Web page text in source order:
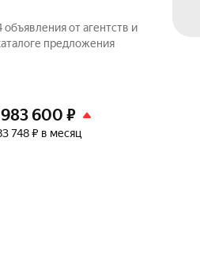
от агентств и
предложения
983 600 ₽
748 ₽ в месяц